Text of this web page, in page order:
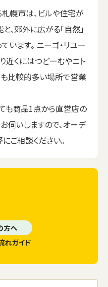
幌市は、ビルや住宅が
、郊外に広がる「自然」
います。 ニーゴ・リユー
くにはつどーむやニト
比較的多い場所で営業
も商品1点から直営店の
伺いしますので、オーデ
ご相談ください。
方へ
れガイド